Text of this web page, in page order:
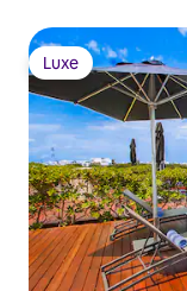
Luxe
Luxe